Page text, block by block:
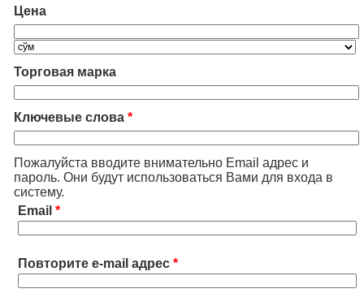
Цена
Торговая марка
Ключевые слова *
Пожалуйста вводите внимательно Email адрес и
пароль. Они будут использоваться Вами для входа в
систему.
Email *
Повторите e-mail адрес *